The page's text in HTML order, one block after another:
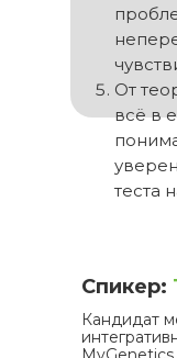
Спикер:
Кандидат
От
всё в
теста